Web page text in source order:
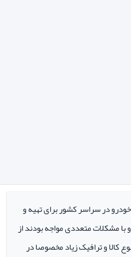
در سراسر کشور برای تهیه و
با مشکلات متعددی مواجه بودند از
کالا و ترافیک زیاد مخصوصا در